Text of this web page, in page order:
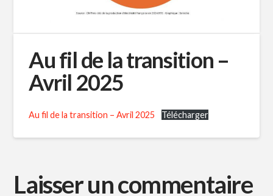
Au fil de la transition –
Avril 2025
Au fil de la transition – Avril 2025 Télécharger
Laisser un commentaire